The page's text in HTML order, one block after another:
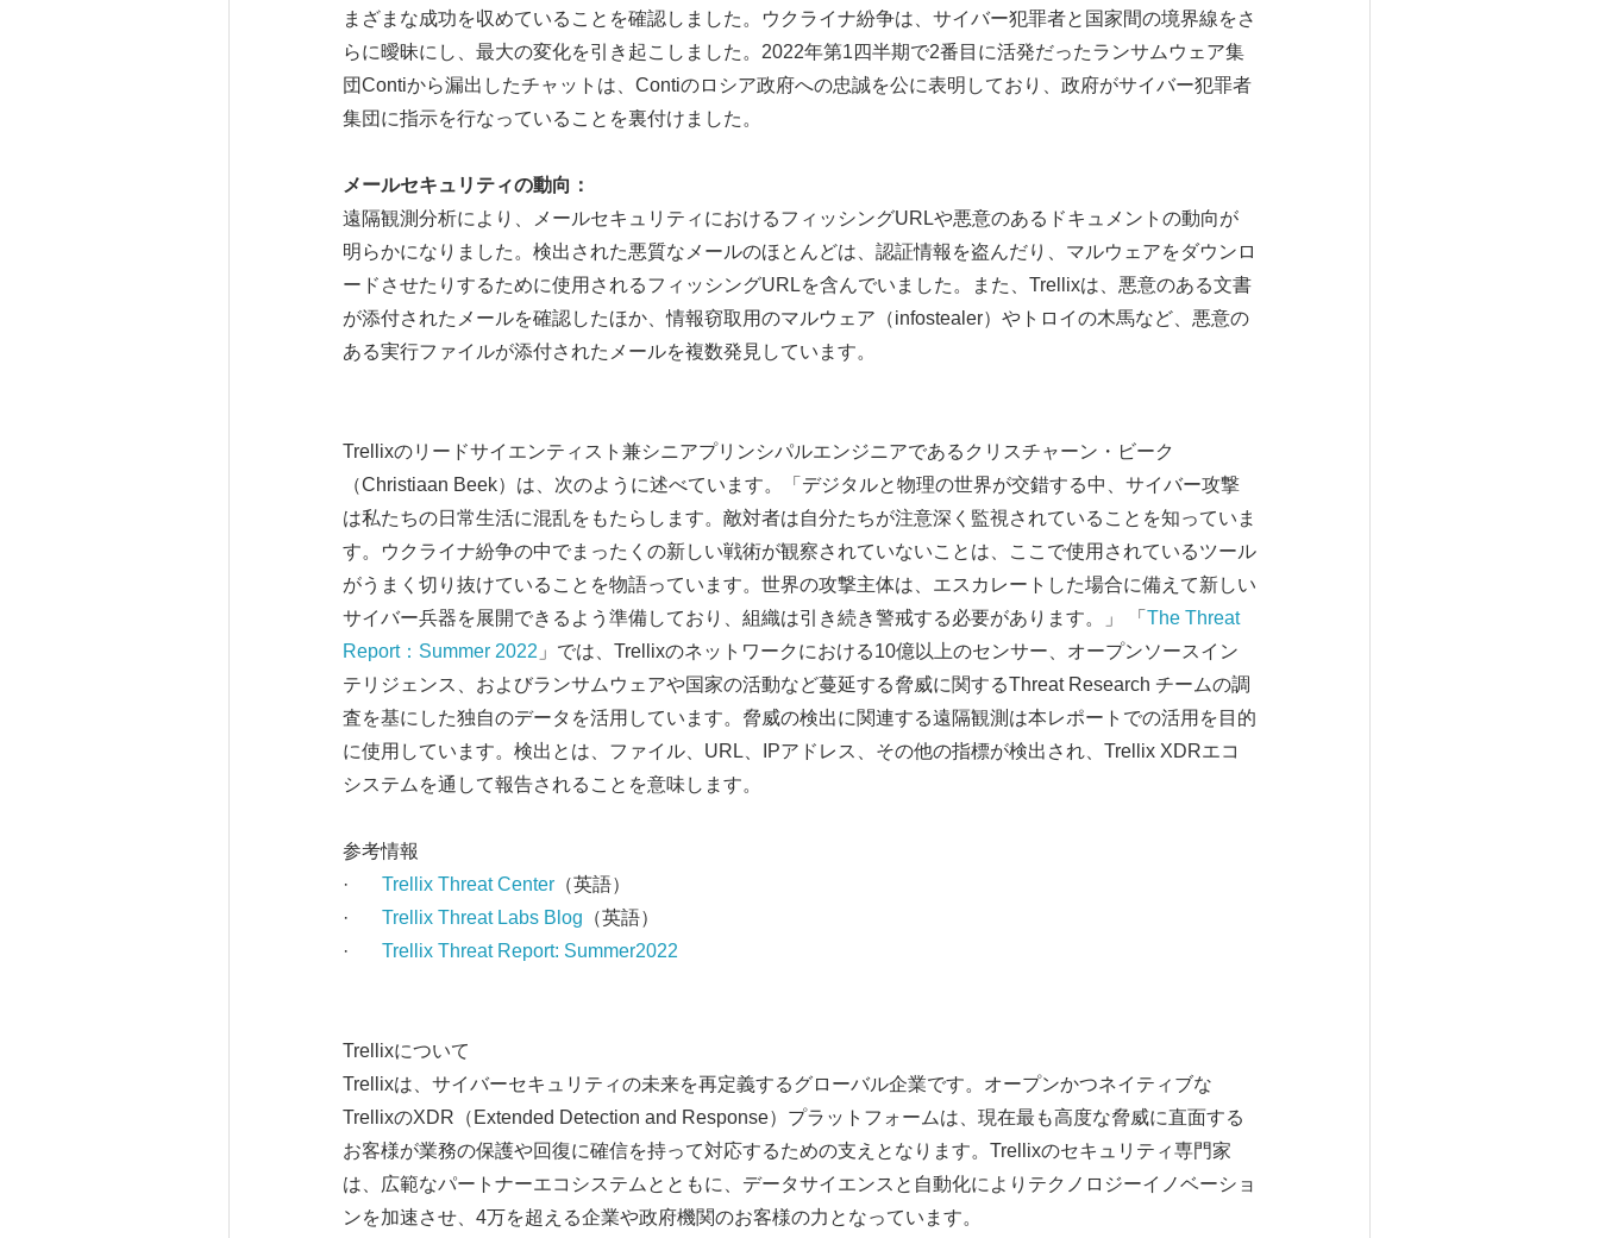
まざまな成功を収めていることを確認しました。ウクライナ紛争は、サイバー犯罪者と国家間の境界線をさ
らに曖昧にし、最大の変化を引き起こしました。2022年第1四半期で2番目に活発だったランサムウェア集
団Contiから漏出したチャットは、Contiのロシア政府への忠誠を公に表明しており、政府がサイバー犯罪者
集団に指示を行なっていることを裏付けました。
メールセキュリティの動向：
遠隔観測分析により、メールセキュリティにおけるフィッシングURLや悪意のあるドキュメントの動向が
明らかになりました。検出された悪質なメールのほとんどは、認証情報を盗んだり、マルウェアをダウンロ
ードさせたりするために使用されるフィッシングURLを含んでいました。また、Trellixは、悪意のある文書
が添付されたメールを確認したほか、情報窃取用のマルウェア（infostealer）やトロイの木馬など、悪意の
ある実行ファイルが添付されたメールを複数発見しています。
Trellixのリードサイエンティスト兼シニアプリンシパルエンジニアであるクリスチャーン・ビーク
（Christiaan Beek）は、次のように述べています。「デジタルと物理の世界が交錯する中、サイバー攻撃
は私たちの日常生活に混乱をもたらします。敵対者は自分たちが注意深く監視されていることを知っていま
す。ウクライナ紛争の中でまったくの新しい戦術が観察されていないことは、ここで使用されているツール
がうまく切り抜けていることを物語っています。世界の攻撃主体は、エスカレートした場合に備えて新しい
サイバー兵器を展開できるよう準備しており、組織は引き続き警戒する必要があります。」 「 The Threat
Report：Summer 2022 」では、Trellixのネットワークにおける10億以上のセンサー、オープンソースイン
テリジェンス、およびランサムウェアや国家の活動など蔓延する脅威に関するThreat Research チームの調
査を基にした独自のデータを活用しています。脅威の検出に関連する遠隔観測は本レポートでの活用を目的
に使用しています。検出とは、ファイル、URL、IPアドレス、その他の指標が検出され、Trellix XDRエコ
システムを通して報告されることを意味します。
参考情報
· Trellix Threat Center（英語）
· Trellix Threat Labs Blog （英語）
· Trellix Threat Report: Summer2022
Trellixについて
Trellixは、サイバーセキュリティの未来を再定義するグローバル企業です。オープンかつネイティブな
TrellixのXDR（Extended Detection and Response）プラットフォームは、現在最も高度な脅威に直面する
お客様が業務の保護や回復に確信を持って対応するための支えとなります。Trellixのセキュリティ専門家
は、広範なパートナーエコシステムとともに、データサイエンスと自動化によりテクノロジーイノベーショ
ンを加速させ、4万を超える企業や政府機関のお客様の力となっています。
Japanese